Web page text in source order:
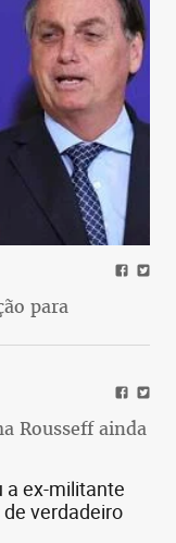
para
Rousseff ainda
a ex-militante
verdadeiro